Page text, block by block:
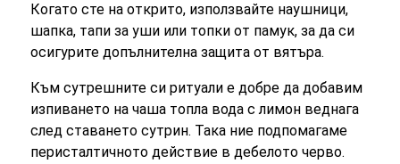
Когато сте на открито, използвайте наушници,
шапка, тапи за уши или топки от памук, за да си
осигурите допълнителна защита от вятъра.
Към сутрешните си ритуали е добре да добавим
изпиването на чаша топла вода с лимон веднага
след ставането сутрин. Така ние подпомагаме
перисталтичното действие в дебелото черво.